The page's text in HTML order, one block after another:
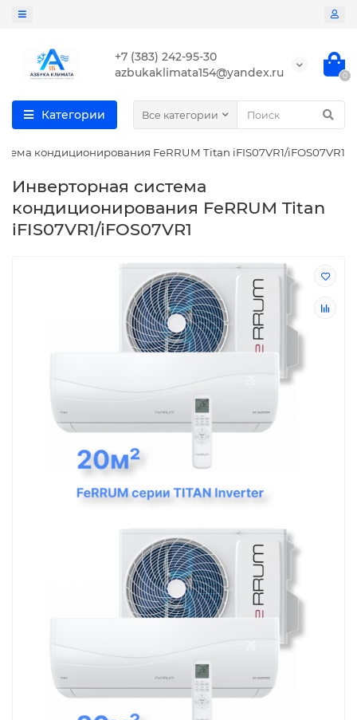
+7 (383) 242-95-30
azbukaklimata154@yandex.ru
0
Категории Все категории
кондиционирования FeRRUM Titan iFIS07VR1/iFOS07VR1
Инверторная система
кондиционирования FeRRUM Titan
iFIS07VR1/iFOS07VR1